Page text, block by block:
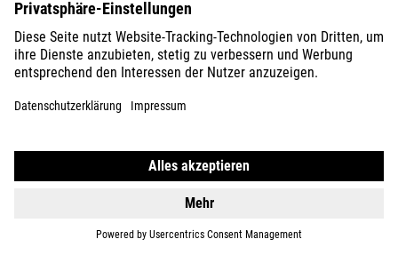
DEUTSCH